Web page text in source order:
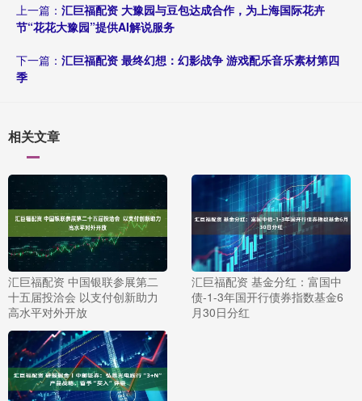
上一篇： 汇巨福配资 大豫园与豆包达成合作，为上海国际花卉
节“花花大豫园”提供AI解说服务
下一篇： 汇巨福配资 最终幻想：幻影战争 游戏配乐音乐素材第四
季
相关文章
汇巨福配资 中国银联参展第二
十五届投洽会 以支付创新助力
高水平对外开放
汇巨福配资 基金分红：富国中
债-1-3年国开行债券指数基金6
月30日分红